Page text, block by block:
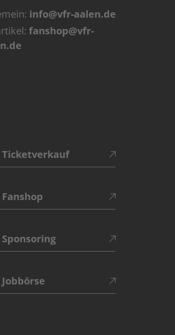
info@vfr-aalen.de
fanshop@vfr-
Ticketverkauf
Fanshop
Sponsoring
Jobbörse